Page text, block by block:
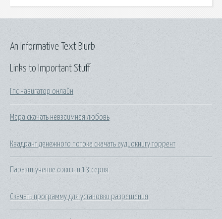
Links to Important Stuff
Гпс навигатор онлайн
Мара скачать невзаимная любовь
Квадрант денежного потока скачать аудиокнигу торрент
Паразит учение о жизни 13 серия
Скачать программу для установки разрешения
An Informative Text Blurb